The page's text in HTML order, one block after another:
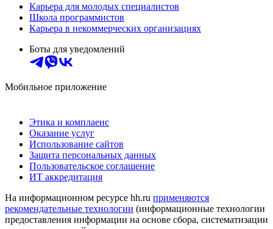
Карьера для молодых специалистов
Школа программистов
Карьера в некоммерческих организациях
Боты для уведомлений
Мобильное приложение
Этика и комплаенс
Оказание услуг
Использование сайтов
Защита персональных данных
Пользовательское соглашение
ИТ аккредитация
На информационном ресурсе hh.ru применяются
рекомендательные технологии (информационные технологии
предоставления информации на основе сбора, систематизации